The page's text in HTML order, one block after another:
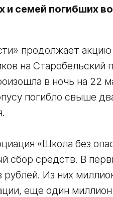
семей погибших
продолжает
на Старобельский
в ночь на 22
погибло свыше
«Школа без
сбор средств. В
Из них
еще один